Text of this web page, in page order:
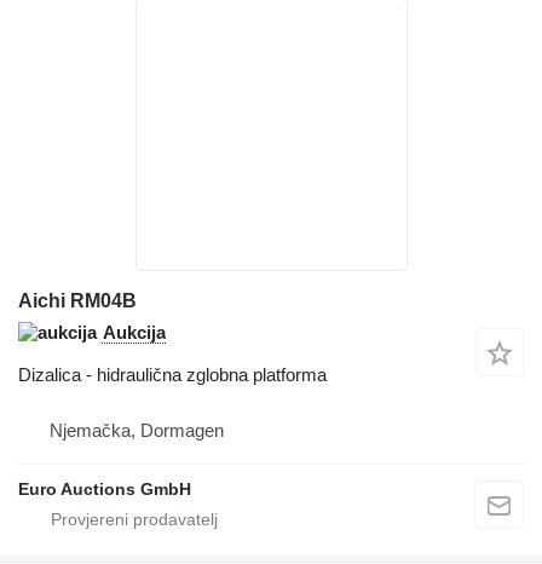
Aichi RM04B
Aukcija
Dizalica - hidraulična zglobna platforma
Njemačka, Dormagen
Euro Auctions GmbH